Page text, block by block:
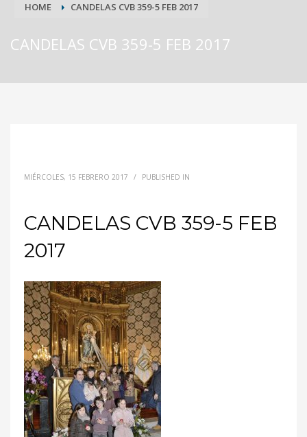
HOME CANDELAS CVB 359-5 FEB 2017
CANDELAS CVB 359-5 FEB 2017
MIÉRCOLES, 15 FEBRERO 2017 / PUBLISHED IN
CANDELAS CVB 359-5 FEB
2017